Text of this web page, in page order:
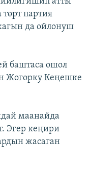
партия
да ойлонуш
баштаса ошол
Жогорку Кеңешке
маанайда
Эгер кеңири
жасаган